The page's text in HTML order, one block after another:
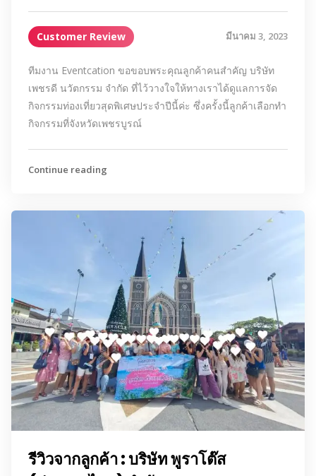
Customer Review มีนาคม 3, 2023
ทีมงาน Eventcation ขอขอบพระคุณลูกค้าคนสำคัญ บริษัท
เพชรดี นวัตกรรม จำกัด ที่ไว้วางใจให้ทางเราได้ดูแลการจัด
กิจกรรมท่องเที่ยวสุดพิเศษประจำปีนี้ค่ะ ซึ่งครั้งนี้ลูกค้าเลือกทำ
กิจกรรมที่จังหวัดเพชรบูรณ์
Continue reading
รีวิวจากลูกค้า : บริษัท พูราโต๊ส